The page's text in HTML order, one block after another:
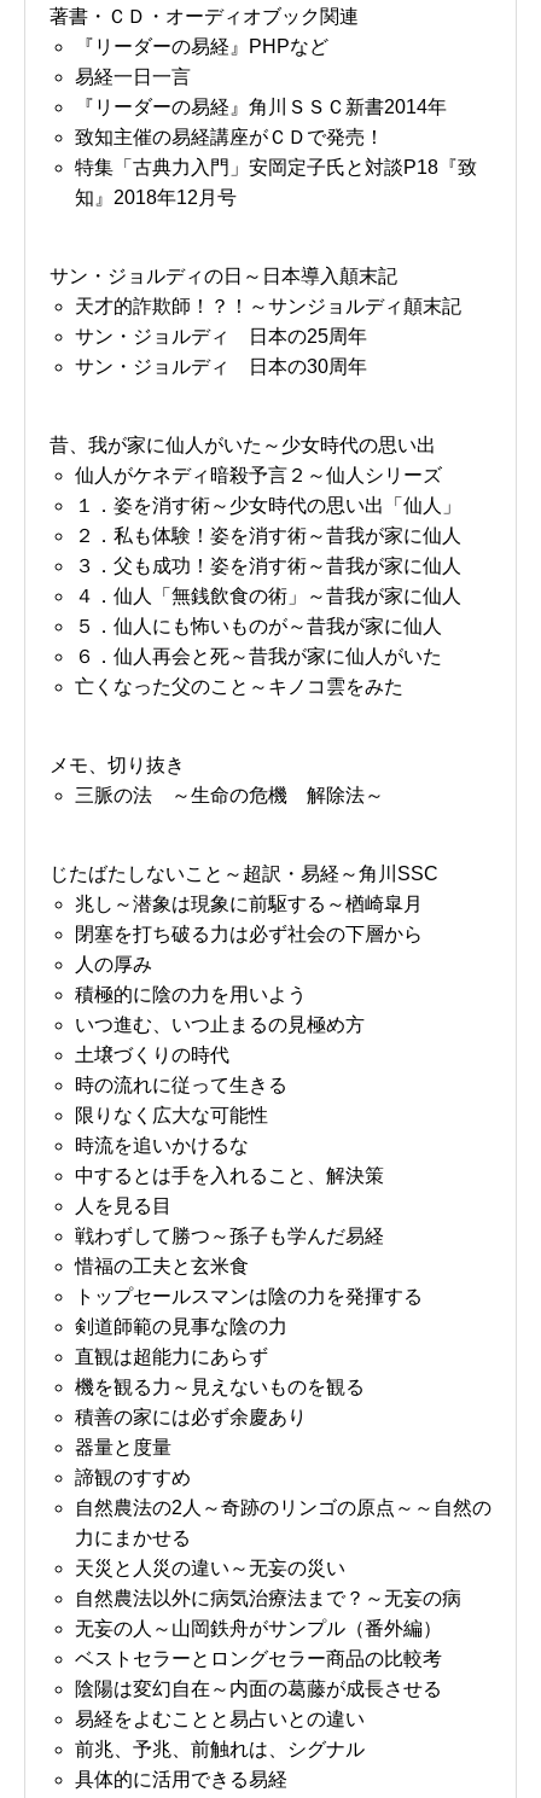
著書・ＣＤ・オーディオブック関連
『リーダーの易経』PHPなど
易経一日一言
『リーダーの易経』角川ＳＳＣ新書2014年
致知主催の易経講座がＣＤで発売！
特集「古典力入門」安岡定子氏と対談P18『致
知』2018年12月号
サン・ジョルディの日～日本導入顛末記
天才的詐欺師！？！～サンジョルディ顛末記
サン・ジョルディ 日本の25周年
サン・ジョルディ 日本の30周年
昔、我が家に仙人がいた～少女時代の思い出
仙人がケネディ暗殺予言２～仙人シリーズ
１．姿を消す術～少女時代の思い出「仙人」
２．私も体験！姿を消す術～昔我が家に仙人
３．父も成功！姿を消す術～昔我が家に仙人
４．仙人「無銭飲食の術」～昔我が家に仙人
５．仙人にも怖いものが～昔我が家に仙人
６．仙人再会と死～昔我が家に仙人がいた
亡くなった父のこと～キノコ雲をみた
メモ、切り抜き
三脈の法 ～生命の危機 解除法～
じたばたしないこと～超訳・易経～角川SSC
兆し～潜象は現象に前駆する～楢崎皐月
閉塞を打ち破る力は必ず社会の下層から
人の厚み
積極的に陰の力を用いよう
いつ進む、いつ止まるの見極め方
土壌づくりの時代
時の流れに従って生きる
限りなく広大な可能性
時流を追いかけるな
中するとは手を入れること、解決策
人を見る目
戦わずして勝つ～孫子も学んだ易経
惜福の工夫と玄米食
トップセールスマンは陰の力を発揮する
剣道師範の見事な陰の力
直観は超能力にあらず
機を観る力～見えないものを観る
積善の家には必ず余慶あり
器量と度量
諦観のすすめ
自然農法の2人～奇跡のリンゴの原点～～自然の
力にまかせる
天災と人災の違い～无妄の災い
自然農法以外に病気治療法まで？～无妄の病
无妄の人～山岡鉄舟がサンプル（番外編）
ベストセラーとロングセラー商品の比較考
陰陽は変幻自在～内面の葛藤が成長させる
易経をよむことと易占いとの違い
前兆、予兆、前触れは、シグナル
具体的に活用できる易経